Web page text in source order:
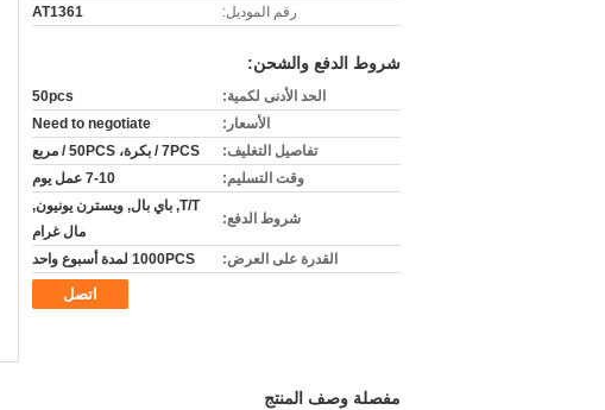
رقم الموديل:
AT1361
شروط الدفع والشحن:
الحد الأدنى لكمية:
50pcs
الأسعار:
Need to negotiate
تفاصيل التغليف:
7PCS / بكرة، 50PCS / مربع
وقت التسليم:
7-10 عمل يوم
شروط الدفع:
T/T, باي بال, ويسترن يونيون,
مال غرام
القدرة على العرض:
1000PCS لمدة أسبوع واحد
اتصل
مفصلة وصف المنتج